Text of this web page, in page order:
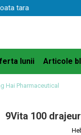
tara
lunii Articole
Hai Pharmaceutical
9Vita 100